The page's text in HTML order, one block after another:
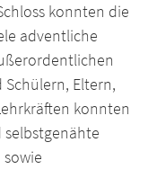
konnten die
adventliche
Eltern,
konnten